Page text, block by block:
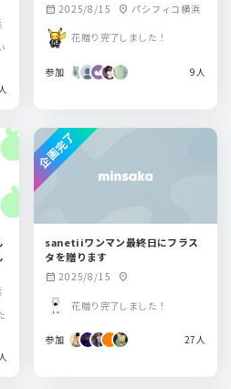
calendar_month 2025/8/15 location_on パシフィコ横浜
花贈り完了しました！
参加 9人
sanetiiワンマン最終日にフラス
タを贈ります
calendar_month 2025/8/15 location_on
花贈り完了しました！
参加 27人
企画完了